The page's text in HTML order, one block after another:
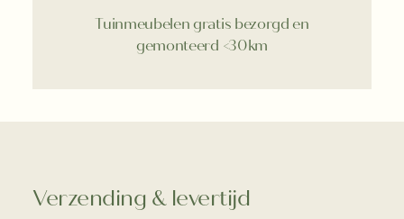
Tuinmeubelen gratis bezorgd en
gemonteerd <30km
Verzending & levertijd